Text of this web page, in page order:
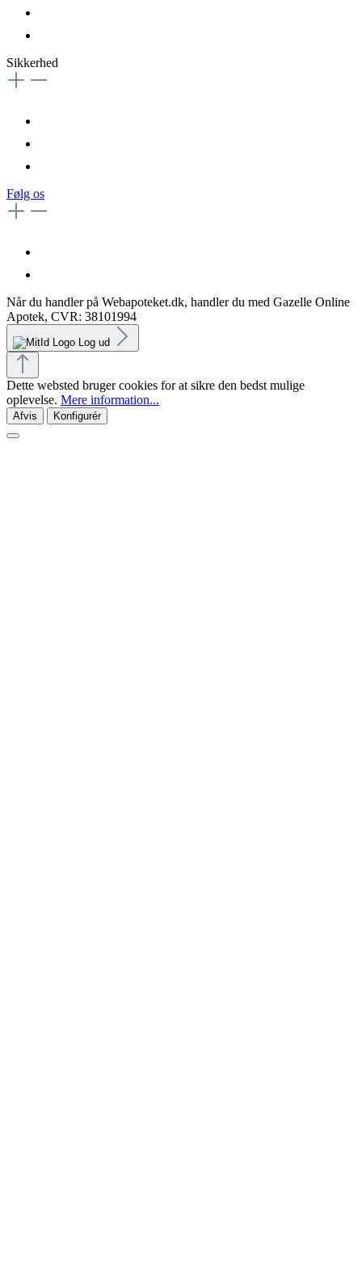
Sikkerhed
Følg os
Når du handler på Webapoteket.dk, handler du med Gazelle Online
Apotek, CVR: 38101994
Log ud
Dette websted bruger cookies for at sikre den bedst mulige
oplevelse. Mere information...
Afvis Konfigurér